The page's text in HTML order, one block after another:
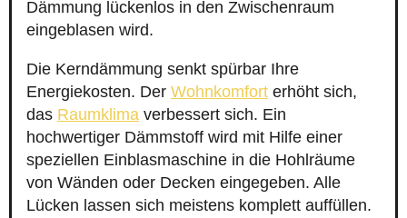
Dämmung lückenlos in den Zwischenraum
eingeblasen wird.
Die Kerndämmung senkt spürbar Ihre
Energiekosten. Der Wohnkomfort erhöht sich,
das Raumklima verbessert sich. Ein
hochwertiger Dämmstoff wird mit Hilfe einer
speziellen Einblasmaschine in die Hohlräume
von Wänden oder Decken eingegeben. Alle
Lücken lassen sich meistens komplett auffüllen.